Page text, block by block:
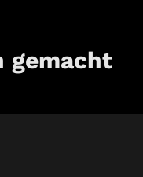
gemacht